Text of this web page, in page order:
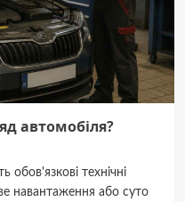
автомобіля?
обов'язкові технічні
навантаження або суто